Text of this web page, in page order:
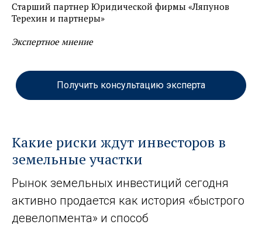
Старший партнер Юридической фирмы «Ляпунов
Терехин и партнеры»
Экспертное мнение
Получить консультацию эксперта
Какие риски ждут инвесторов в
земельные участки
Рынок земельных инвестиций сегодня
активно продается как история «быстрого
девелопмента» и способ